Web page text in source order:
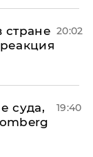
стране 20:02
суда,
19:40